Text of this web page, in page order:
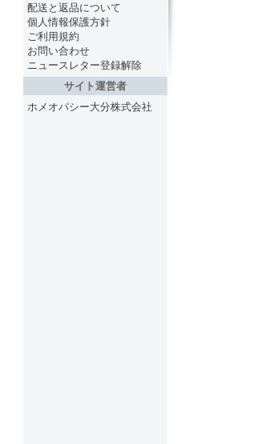
配送と返品について
個人情報保護方針
ご利用規約
お問い合わせ
ニュースレター登録解除
サイト運営者
ホメオパシー大分株式会社